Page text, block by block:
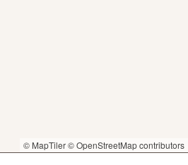
© MapTiler© OpenStreetMap contributors